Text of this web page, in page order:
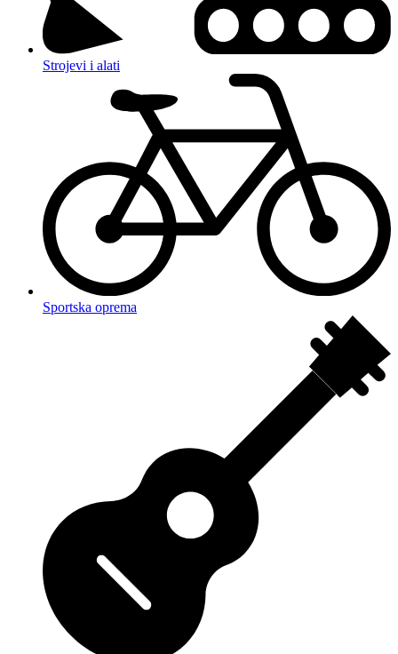
Strojevi i alati
Sportska oprema